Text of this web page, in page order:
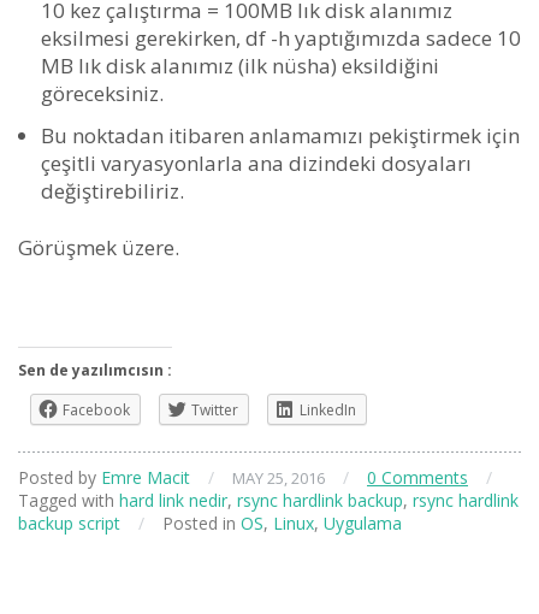
10 kez çalıştırma = 100MB lık disk alanımız
eksilmesi gerekirken, df -h yaptığımızda sadece 10
MB lık disk alanımız (ilk nüsha) eksildiğini
göreceksiniz.
Bu noktadan itibaren anlamamızı pekiştirmek için
çeşitli varyasyonlarla ana dizindeki dosyaları
değiştirebiliriz.
Görüşmek üzere.
Sen de yazılımcısın :
Facebook
Twitter LinkedIn
Posted by Emre Macit / MAY 25, 2016 / 0 Comments
/
Tagged with hard link nedir, rsync hardlink backup, rsync hardlink
backup script
/ Posted in OS, Linux, Uygulama